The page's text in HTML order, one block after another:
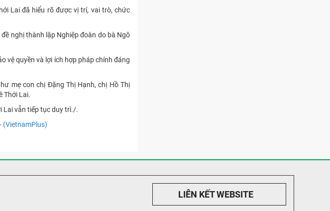
Lai đã hiểu rõ được vị trí, vai trò, chức
nghị thành lập Nghiệp đoàn do bà Ngô
vệ quyền và lợi ích hợp pháp chính đáng
mẹ con chị Đặng Thị Hạnh, chị Hồ Thị
Thới Lai.
Lai vẫn tiếp tục duy trì./.
(VietnamPlus)
LIÊN KẾT WEBSITE